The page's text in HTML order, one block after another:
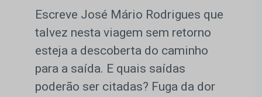
Escreve José Mário Rodrigues que
talvez nesta viagem sem retorno
esteja a descoberta do caminho
para a saída. E quais saídas
poderão ser citadas? Fuga da dor